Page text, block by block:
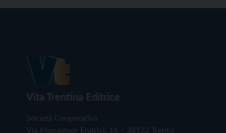
Vita Trentina Editrice
Società Cooperativa
Via Monsignor Endrici, 14 – 38122 Trento